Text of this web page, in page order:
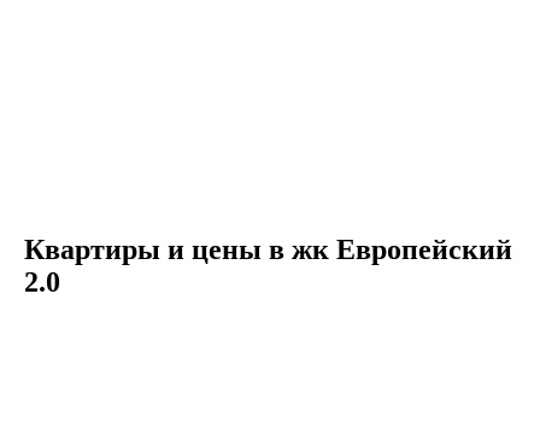
Квартиры и цены в жк Европейский
2.0